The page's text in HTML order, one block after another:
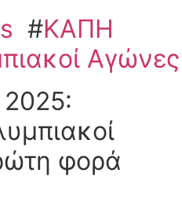
#ΚΑΠΗ
Αγώνες
φορά